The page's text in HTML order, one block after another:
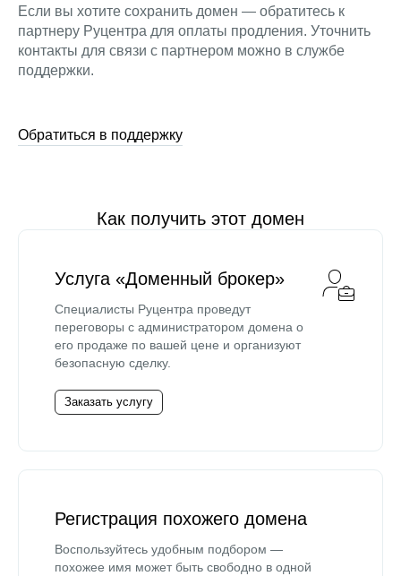
Если вы хотите сохранить домен — обратитесь к
партнеру Руцентра для оплаты продления. Уточнить
контакты для связи с партнером можно в службе
поддержки.
Обратиться в поддержку
Как получить этот домен
Услуга «Доменный брокер»
Специалисты Руцентра проведут
переговоры с администратором домена о
его продаже по вашей цене и организуют
безопасную сделку.
Заказать услугу
Регистрация похожего домена
Воспользуйтесь удобным подбором —
похожее имя может быть свободно в одной